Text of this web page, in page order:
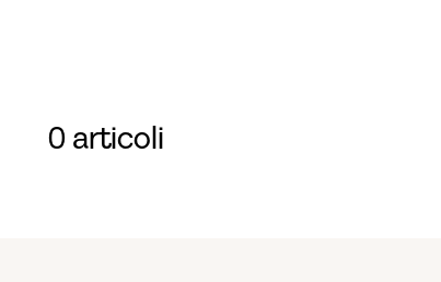
0 articoli